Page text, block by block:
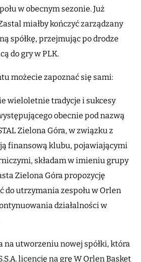
w obecnym sezonie. Już
miałby kończyć zarządzany
spółkę, przejmując po drodze
do gry w PLK.
możecie zapoznać się sami:
wieloletnie tradycje i sukcesy
obecnie pod nazwą
Zielona Góra, w związku z
finansową klubu, pojawiającymi
składam w imieniu grupy
Zielona Góra propozycję
do utrzymania zespołu w Orlen
działalności w
na utworzeniu nowej spółki, która
licencję na grę W Orlen Basket